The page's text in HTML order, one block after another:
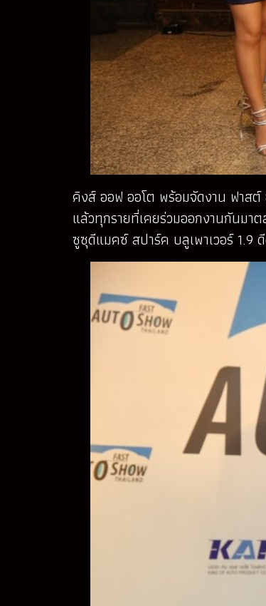
คิงส์ ออฟ ออโต พร้อมจัดงาน ฟาส
แล้วทุกรายที่เคยร่วมออกงานกันม
ซูซุดีแมคซ์ สปาร์ค บลูเพาเวอร์ 1.9